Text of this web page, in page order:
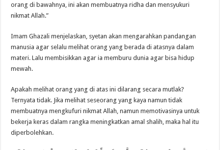
orang di bawahnya, ini akan membuatnya ridha dan mensyukuri
nikmat Allah.”
Imam Ghazali menjelaskan, syetan akan mengarahkan pandangan
manusia agar selalu melihat orang yang berada di atasnya dalam
materi. Lalu membisikkan agar ia memburu dunia agar bisa hidup
mewah.
Apakah melihat orang yang di atas ini dilarang secara mutlak?
Ternyata tidak. Jika melihat seseorang yang kaya namun tidak
membuatnya mengkufuri nikmat Allah, namun memotivasinya untuk
bekerja keras dalam rangka meningkatkan amal shalih, maka hal itu
diperbolehkan.